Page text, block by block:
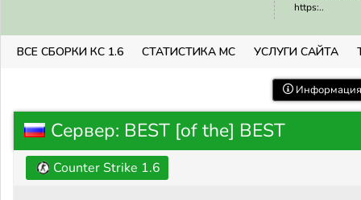
https:..
ВСЕ СБОРКИ КС 1.6 СТАТИСТИКА МС УСЛУГИ САЙТА
Сервер: BEST [of the] BEST
Counter Strike 1.6